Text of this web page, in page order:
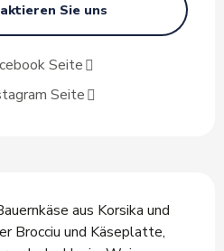
Sie uns
Seite
Seite
aus Korsika und
Brocciu und Käseplatte,